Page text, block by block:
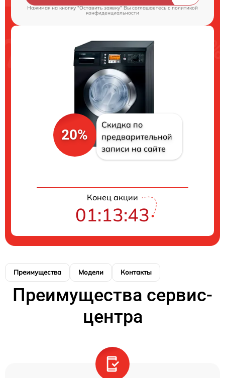
Нажимая на кнопку "Оставить заявку" Вы соглашаетесь cполитикой
конфиденциальности
20%
Скидка по
предварительной
записи на сайте
Конец акции
01:13:42
Преимущества Модели Контакты
Преимущества сервис-
центра